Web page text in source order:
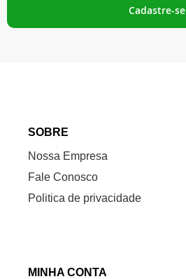
Newsletter:
Cadastre-se
SOBRE
Nossa Empresa
Fale Conosco
Politica de privacidade
MINHA CONTA